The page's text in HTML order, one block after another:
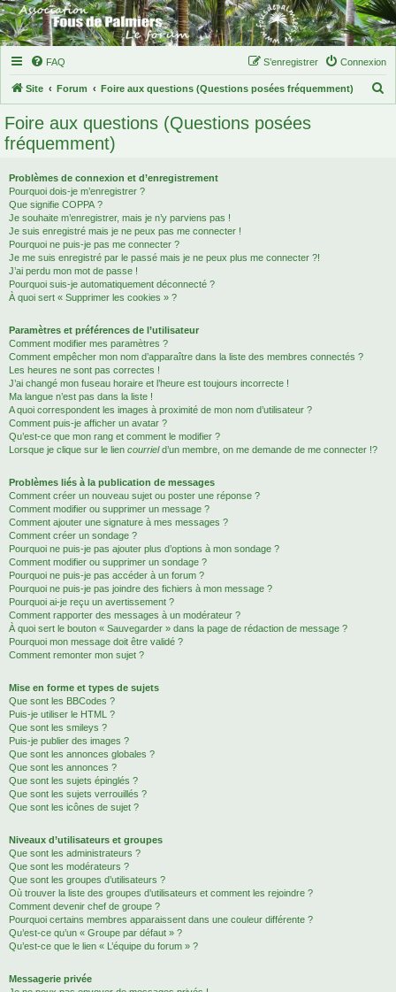
FAQ Connexion
S’enregistrer
Site Forum Foire aux questions (Questions posées fréquemment)
Foire aux questions (Questions posées
fréquemment)
Problèmes de connexion et d’enregistrement
Pourquoi dois-je m’enregistrer ?
Que signifie COPPA ?
Je souhaite m’enregistrer, mais je n’y parviens pas !
Je suis enregistré mais je ne peux pas me connecter !
Pourquoi ne puis-je pas me connecter ?
Je me suis enregistré par le passé mais je ne peux plus me connecter ?!
J’ai perdu mon mot de passe !
Pourquoi suis-je automatiquement déconnecté ?
À quoi sert « Supprimer les cookies » ?
Paramètres et préférences de l’utilisateur
Comment modifier mes paramètres ?
Comment empêcher mon nom d’apparaître dans la liste des membres connectés ?
Les heures ne sont pas correctes !
J’ai changé mon fuseau horaire et l’heure est toujours incorrecte !
Ma langue n’est pas dans la liste !
A quoi correspondent les images à proximité de mon nom d’utilisateur ?
Comment puis-je afficher un avatar ?
Qu’est-ce que mon rang et comment le modifier ?
Lorsque je clique sur le lien courrield’un membre, on me demande de me connecter !?
Problèmes liés à la publication de messages
Comment créer un nouveau sujet ou poster une réponse ?
Comment modifier ou supprimer un message ?
Comment ajouter une signature à mes messages ?
Comment créer un sondage ?
Pourquoi ne puis-je pas ajouter plus d’options à mon sondage ?
Comment modifier ou supprimer un sondage ?
Pourquoi ne puis-je pas accéder à un forum ?
Pourquoi ne puis-je pas joindre des fichiers à mon message ?
Pourquoi ai-je reçu un avertissement ?
Comment rapporter des messages à un modérateur ?
À quoi sert le bouton « Sauvegarder » dans la page de rédaction de message ?
Pourquoi mon message doit être validé ?
Comment remonter mon sujet ?
Mise en forme et types de sujets
Que sont les BBCodes ?
Puis-je utiliser le HTML ?
Que sont les smileys ?
Puis-je publier des images ?
Que sont les annonces globales ?
Que sont les annonces ?
Que sont les sujets épinglés ?
Que sont les sujets verrouillés ?
Que sont les icônes de sujet ?
Niveaux d’utilisateurs et groupes
Que sont les administrateurs ?
Que sont les modérateurs ?
Que sont les groupes d’utilisateurs ?
Où trouver la liste des groupes d’utilisateurs et comment les rejoindre ?
Comment devenir chef de groupe ?
Pourquoi certains membres apparaissent dans une couleur différente ?
Qu’est-ce qu’un « Groupe par défaut » ?
Qu’est-ce que le lien « L’équipe du forum » ?
Messagerie privée